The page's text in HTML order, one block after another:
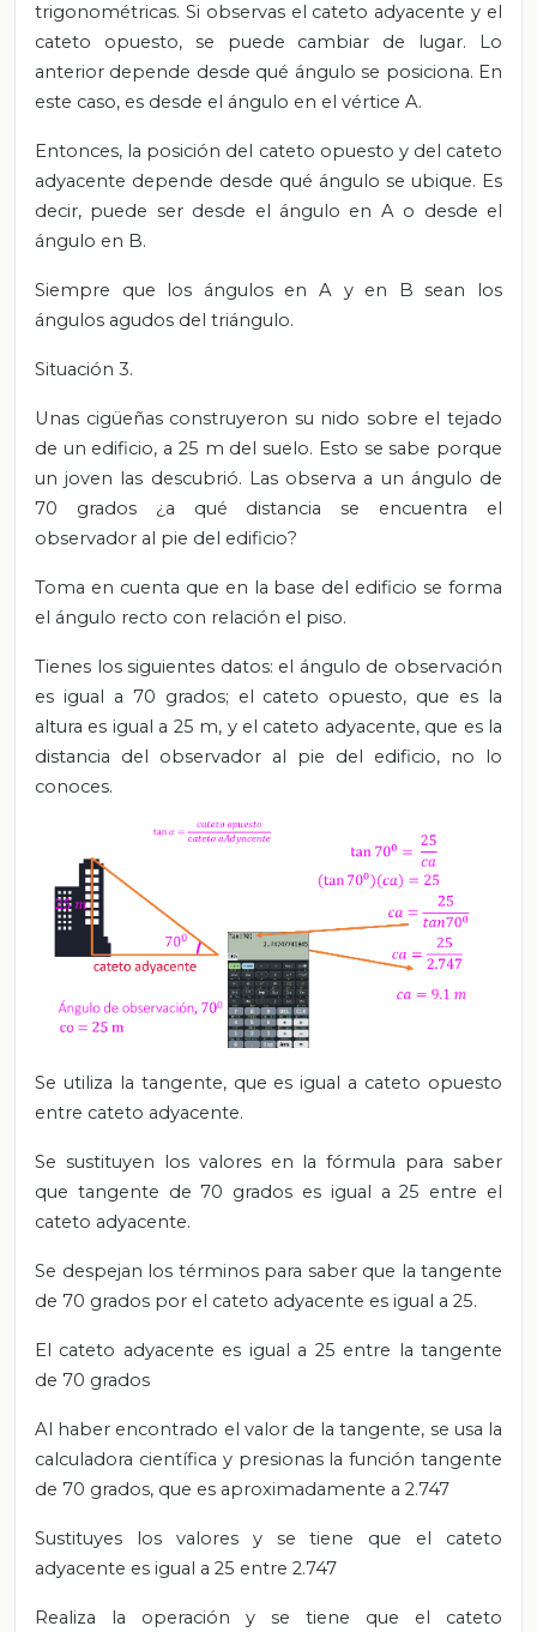
trigonométricas. Si observas el cateto adyacente y el
cateto opuesto, se puede cambiar de lugar.
Lo
anterior depende desde qué ángulo se posiciona. En
este caso, es desde el ángulo en el vértice A.
Entonces, la posición del cateto opuesto y del cateto
adyacente depende desde qué ángulo se ubique. Es
decir, puede ser desde el ángulo en A o desde el
ángulo en B.
Siempre que los ángulos en A y en B sean los
ángulos agudos del triángulo.
Situación 3.
Unas cigüeñas construyeron su nido sobre el tejado
de un edificio, a 25 m del suelo. Esto se sabe porque
un joven las descubrió. Las observa a un ángulo de
70 grados ¿a qué distancia se encuentra el
observador al pie del edificio?
Toma en cuenta que en la base del edificio se forma
el ángulo recto con relación el piso.
Tienes los siguientes datos: el ángulo de observación
es igual a 70 grados; el cateto opuesto, que es la
altura es igual a 25 m, y el cateto adyacente, que es la
distancia del observador al pie del edificio, no lo
conoces.
Se utiliza la tangente, que es igual a cateto opuesto
entre cateto adyacente.
Se sustituyen los valores en la fórmula para saber
que tangente de 70 grados es igual a 25 entre el
cateto adyacente.
Se despejan los términos para saber que la tangente
de 70 grados por el cateto adyacente es igual a 25.
El cateto adyacente es igual a 25 entre la tangente
de 70 grados
Al haber encontrado el valor de la tangente, se usa la
calculadora científica y presionas la función tangente
de 70 grados, que es aproximadamente a 2.747
Sustituyes los valores y se tiene que el cateto
adyacente es igual a 25 entre 2.747
Realiza la operación y se tiene que el cateto